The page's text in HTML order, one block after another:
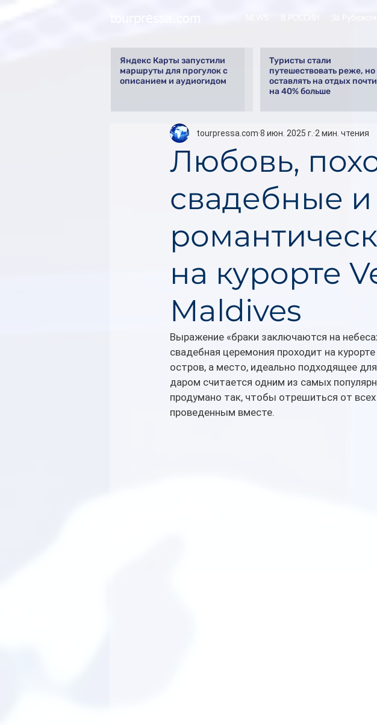
Яндекс Карты запустили
маршруты для прогулок с
описанием и аудиогидом
Туристы стали
путешествовать реже, но
оставлять на отдых почти
на 40% больше
Любовь,
свадебные и
на курорте
Maldives
tourpressa.com 8 июн. 2025 г. 2 мин. чтения
Выражение «браки заключаются на
свадебная церемония проходит на
остров, а место, идеально подходящее
даром считается одним из самых
продумано так, чтобы отрешиться от
проведенным вместе.